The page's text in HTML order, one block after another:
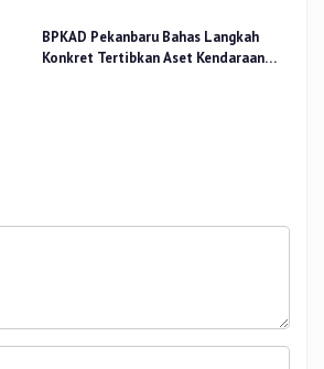
BPKAD Pekanbaru Bahas Langkah
Konkret Tertibkan Aset Kendaraan